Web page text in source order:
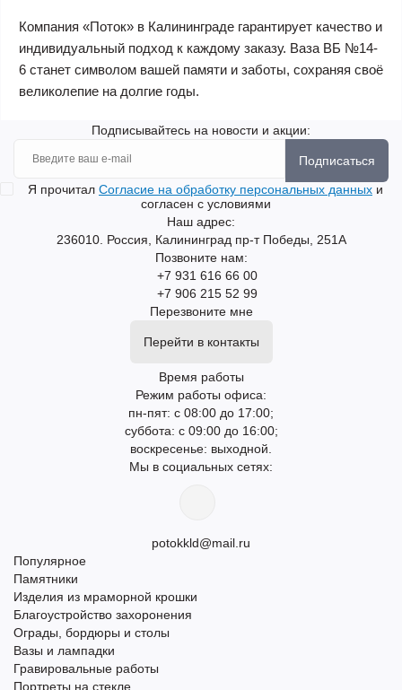
Компания «Поток» в Калининграде гарантирует качество и
индивидуальный подход к каждому заказу. Ваза ВБ №14-
6 станет символом вашей памяти и заботы, сохраняя своё
великолепие на долгие годы.
Подписывайтесь на новости и акции:
Подписаться
Я прочитал Согласие на обработку персональных данных и
согласен с условиями
Наш адрес:
236010. Россия, Калининград пр-т Победы, 251А
Позвоните нам:
+7 931 616 66 00
+7 906 215 52 99
Перезвоните мне
Перейти в контакты
Время работы
Режим работы офиса:
пн-пят: с 08:00 до 17:00;
суббота: с 09:00 до 16:00;
воскресенье: выходной.
Мы в социальных сетях:
potokkld@mail.ru
Популярное
Памятники
Изделия из мраморной крошки
Благоустройство захоронения
Ограды, бордюры и столы
Вазы и лампадки
Гравировальные работы
Портреты на стекле